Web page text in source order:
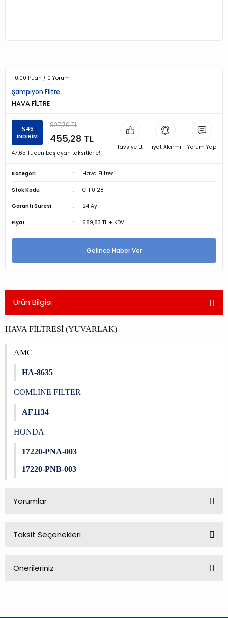
0.00 Puan / 0 Yorum
Şampiyon Filtre
HAVA FİLTRE
%45
İNDİRİM
827,79 TL
455,28 TL
47,65 TL den başlayan taksitlerle!
Tavsiye Et Fiyat Alarmı Yorum Yap
Kategori Hava Filtresi
Stok Kodu CH 0128
Garanti Süresi 24 Ay
Fiyat 689,83 TL + KDV
Gelince Haber Ver
Ürün Bilgisi
HAVA FİLTRESİ (YUVARLAK)
AMC
HA-8635
COMLINE FILTER
AF1134
HONDA
17220-PNA-003
17220-PNB-003
Yorumlar
Taksit Seçenekleri
Önerileriniz